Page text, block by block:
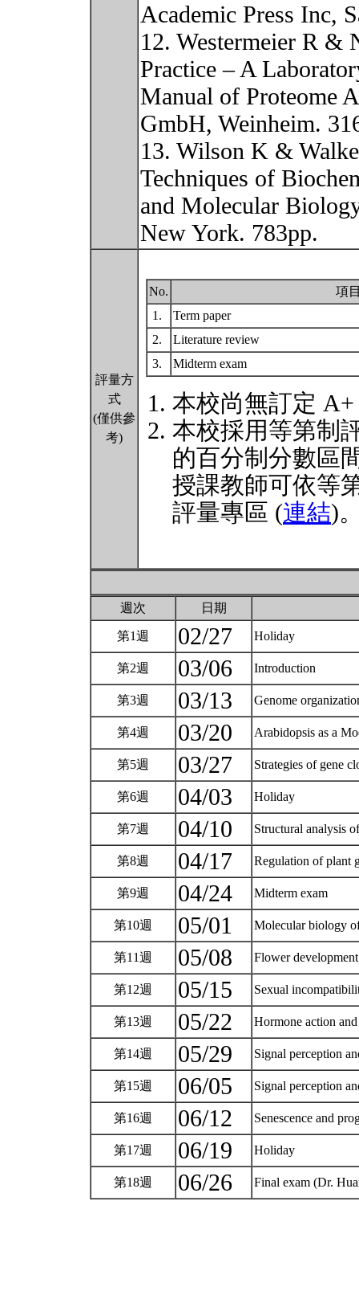
Academic Press Inc,
12. Westermeier R &
Practice – A
Manual of Proteome
GmbH, Weinheim.
13. Wilson K &
Techniques of
and Molecular
New York. 783pp.
評量方
式
(僅供參
考)
No.
項
1.
Term paper
2.
Literature review
3.
Midterm exam
本校尚無訂定
本校採用等第制
的百分制分數區
授課教師可依等
評量專區 (連結)
週次 日期
第1週 02/27 Holiday
第2週 03/06 Introduction
第3週 03/13 Genome
第4週 03/20 Arabidopsis as a
第5週 03/27 Strategies of gene
第6週 04/03 Holiday
第7週 04/10 Structural analysis
第8週 04/17 Regulation of plant
第9週 04/24 Midterm exam
第10週 05/01 Molecular biology
第11週 05/08 Flower
第12週 05/15 Sexual
第13週 05/22 Hormone action
第14週 05/29 Signal perception
第15週 06/05 Signal perception
第16週 06/12 Senescence and
第17週 06/19 Holiday
第18週 06/26 Final exam (Dr.